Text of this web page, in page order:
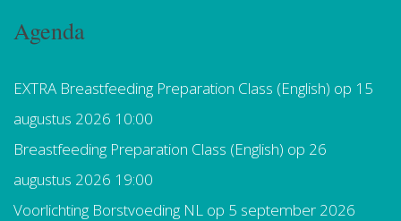
Agenda
EXTRA Breastfeeding Preparation Class (English) op 15
augustus 2026 10:00
Breastfeeding Preparation Class (English) op 26
augustus 2026 19:00
Voorlichting Borstvoeding NL op 5 september 2026